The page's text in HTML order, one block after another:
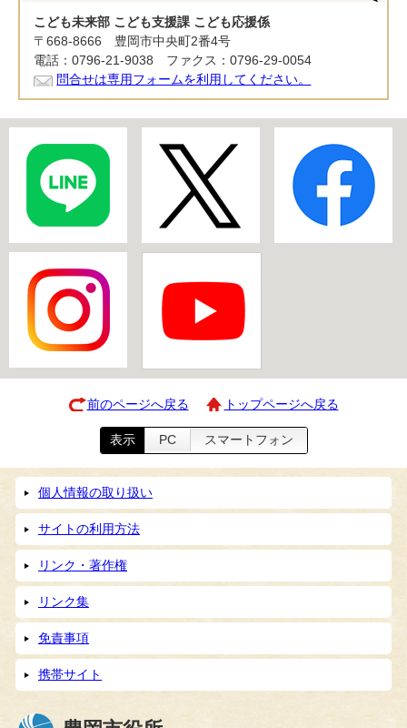
こども未来部 こども支援課 こども応援係
〒668-8666 豊岡市中央町2番4号
電話：0796-21-9038 ファクス：0796-29-0054
問合せは専用フォームを利用してください。
前のページへ戻る トップページへ戻る
表示 PC スマートフォン
個人情報の取り扱い
サイトの利用方法
リンク・著作権
リンク集
免責事項
携帯サイト